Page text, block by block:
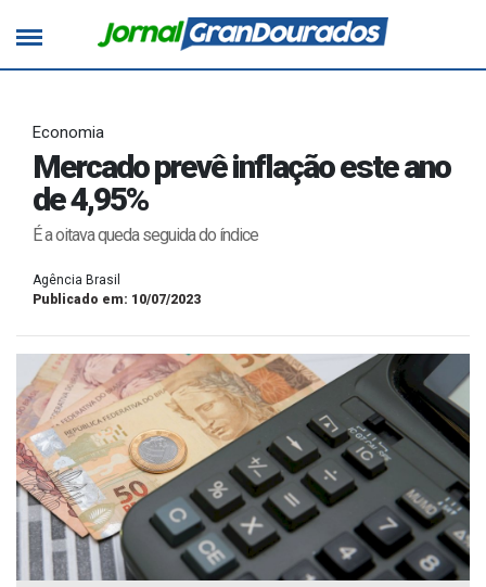
Economia
Mercado prevê inflação este ano
de 4,95%
É a oitava queda seguida do índice
Agência Brasil
Publicado em: 10/07/2023